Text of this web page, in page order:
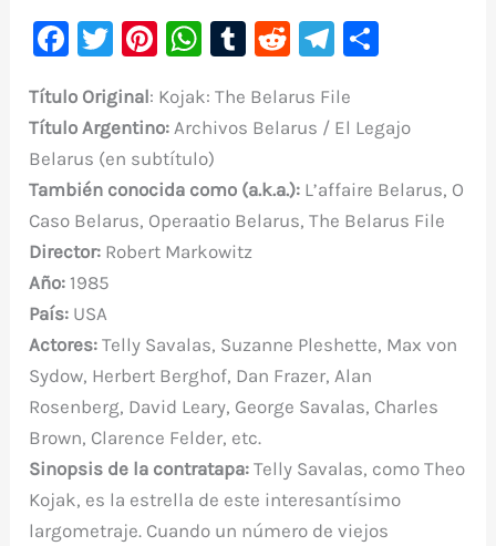
F
c
e
b
o
o
k
T
it
te
r
Pi
er
e
st
W
at
s
A
p
p
T
m
bl
r
R
d
di
t
Te
gr
a
m
p
ar
ti
Título Original: Kojak: The Belarus File
Título Argentino: Archivos Belarus / El Legajo
Belarus (en subtítulo)
También conocida como (a.k.a.): L’affaire Belarus, O
Caso Belarus, Operaatio Belarus, The Belarus File
Director: Robert Markowitz
Año: 1985
País: USA
Actores: Telly Savalas, Suzanne Pleshette, Max von
Sydow, Herbert Berghof, Dan Frazer, Alan
Rosenberg, David Leary, George Savalas, Charles
Brown, Clarence Felder, etc.
Sinopsis de la contratapa:Telly Savalas, como Theo
Kojak, es la estrella de este interesantísimo
largometraje. Cuando un número de viejos